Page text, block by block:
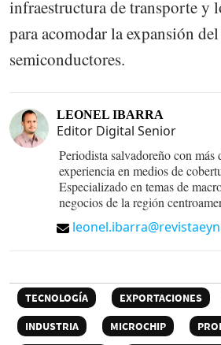
infraestructura de transporte y
para acomodar la expansión
semiconductores.
LEONEL IBARRA
Editor Digital Senior
Periodista salvadoreño con más
experiencia en medios de
Especializado en temas de
negocios de la región
TECNOLOGÍA EXPORTACIONES
INDUSTRIA
MICROCHIP